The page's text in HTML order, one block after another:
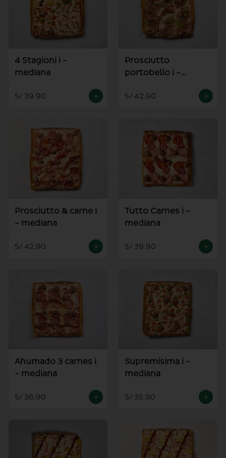
4 Stagioni i -
mediana
S/ 39.90
Prosciutto
portobello i -
S/ 42.90
Prosciutto & carne i
- mediana
S/ 42.90
Tutto Carnes i -
mediana
S/ 39.90
Ahumado 3 carnes i
- mediana
S/ 36.90
Supremisima i -
mediana
S/ 35.90